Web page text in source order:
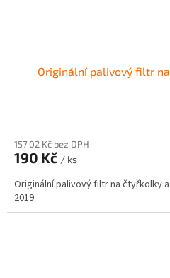
Originální palivový filtr
produktu
je
z
5
hvězdiček.
157,02 Kč bez DPH
190 Kč / ks
Originální palivový filtr na čtyřkolky a
2019